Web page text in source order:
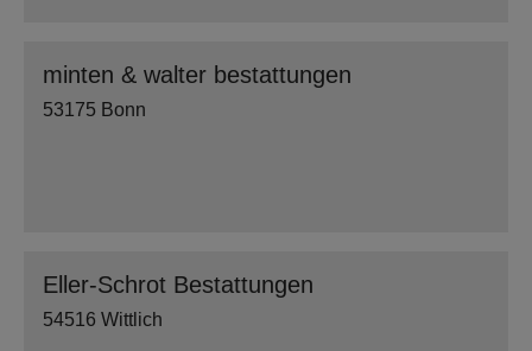
minten & walter bestattungen
53175 Bonn
Eller-Schrot Bestattungen
54516 Wittlich